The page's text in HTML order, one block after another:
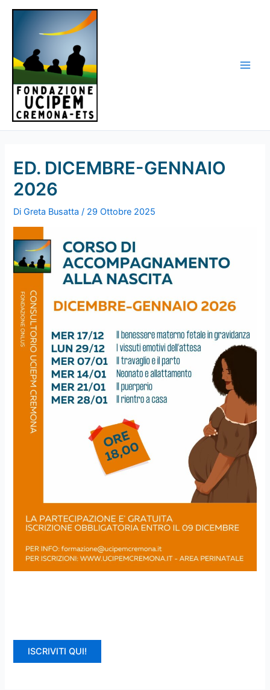
contenuto
ED. DICEMBRE-GENNAIO
2026
DiGreta Busatta/ 29 Ottobre 2025
ISCRIVITI QUI!